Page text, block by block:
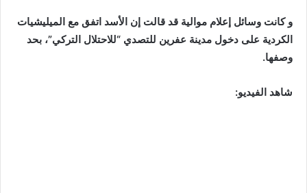
و كانت وسائل إعلام موالية قد قالت إن الأسد اتفق مع الميليشيات
الكردية على دخول مدينة عفرين للتصدي “للاحتلال التركي”، بحد
وصفها.
شاهد الفيديو: